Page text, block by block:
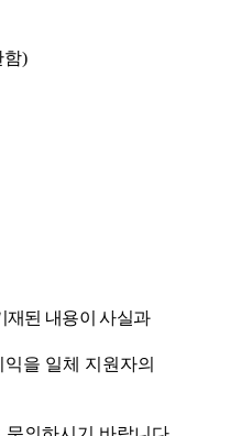
함)
재된 내용이 사실과
을 일체 지원자의